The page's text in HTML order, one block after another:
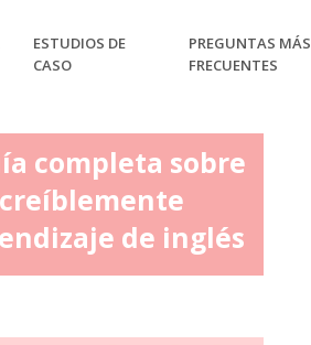
ESTUDIOS DE
CASO
PREGUNTAS MÁS
FRECUENTES
completa sobre
de inglés